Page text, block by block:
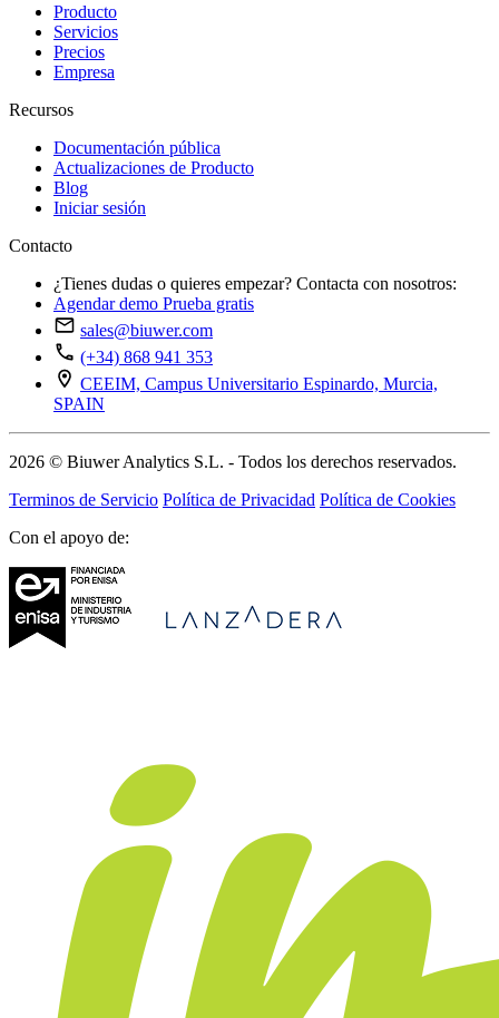
Producto
Servicios
Precios
Empresa
Recursos
Documentación pública
Actualizaciones de Producto
Blog
Iniciar sesión
Contacto
¿Tienes dudas o quieres empezar? Contacta con nosotros:
Agendar demo Prueba gratis
sales@biuwer.com
(+34) 868 941 353
CEEIM, Campus Universitario Espinardo, Murcia,
SPAIN
2026 © Biuwer Analytics S.L. - Todos los derechos reservados.
Terminos de Servicio Política de Privacidad Política de Cookies
Con el apoyo de: